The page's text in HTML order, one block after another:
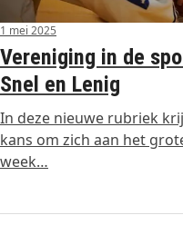
1 mei 2025
Vereniging in de
Snel en Lenig
In deze nieuwe rubriek
kans om zich aan het
week…